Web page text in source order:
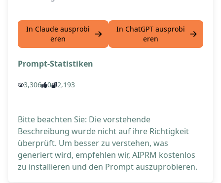
In Claude ausprobi
eren
In ChatGPT ausprobi
eren
Prompt-Statistiken
3,306 0 2,193
Bitte beachten Sie: Die vorstehende
Beschreibung wurde nicht auf ihre Richtigkeit
überprüft. Um besser zu verstehen, was
generiert wird, empfehlen wir, AIPRM kostenlos
zu installieren und den Prompt auszuprobieren.